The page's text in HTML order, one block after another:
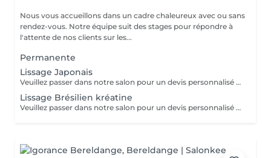
Nous vous accueillons dans un cadre chaleureux avec ou sans
rendez-vous. Notre équipe suit des stages pour répondre à
l'attente de nos clients sur les...
Permanente
Lissage Japonais
Veuillez passer dans notre salon pour un devis personnalisé gratuit
Lissage Brésilien kréatine
Veuillez passer dans notre salon pour un devis personnalisé gratuit